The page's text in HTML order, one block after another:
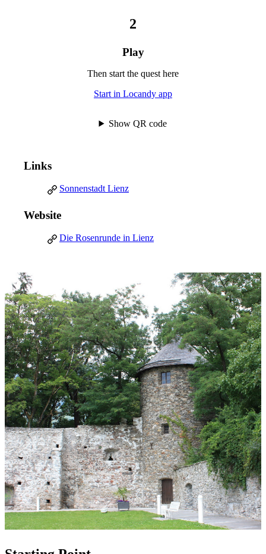
Play
Then start the quest here
Start in Locandy app
Show QR code
Links
Sonnenstadt Lienz
Website
Die Rosenrunde in Lienz